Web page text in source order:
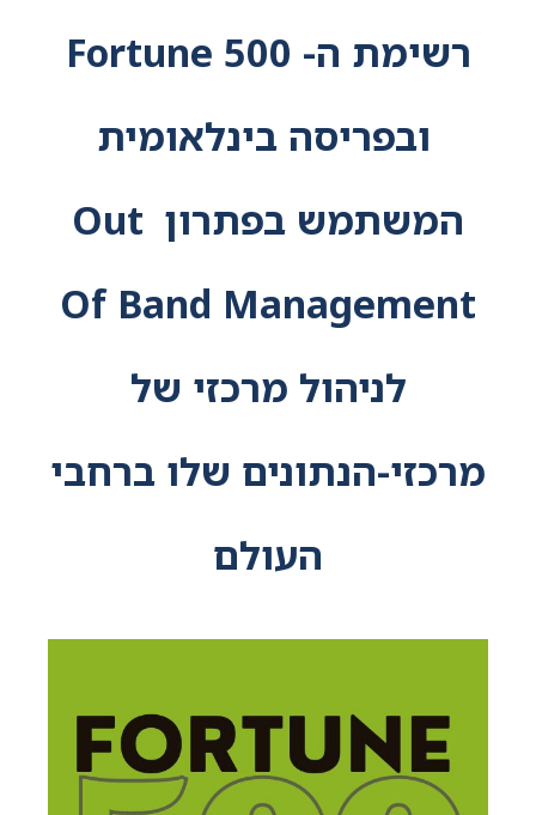
רשימת ה- Fortune 500
ובפריסה בינלאומית
המשתמש בפתרון Out
Of Band Management
לניהול מרכזי של
מרכזי-הנתונים שלו ברחבי
העולם